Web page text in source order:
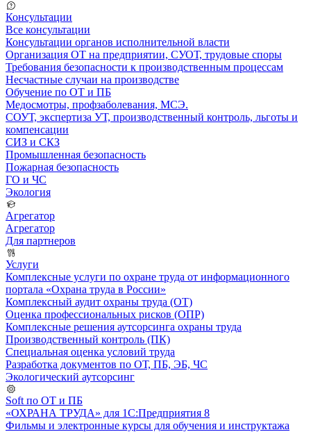
Консультации
Все консультации
Консультации органов исполнительной власти
Организация ОТ на предприятии, СУОТ, трудовые споры
Требования безопасности к производственным процессам
Несчастные случаи на производстве
Обучение по ОТ и ПБ
Медосмотры, профзаболевания, МСЭ.
СОУТ, экспертиза УТ, производственный контроль, льготы и
компенсации
СИЗ и СКЗ
Промышленная безопасность
Пожарная безопасность
ГО и ЧС
Экология
Агрегатор
Агрегатор
Для партнеров
Услуги
Комплексные услуги по охране труда от информационного
портала «Охрана труда в России»
Комплексный аудит охраны труда (ОТ)
Оценка профессиональных рисков (ОПР)
Комплексные решения аутсорсинга охраны труда
Производственный контроль (ПК)
Специальная оценка условий труда
Разработка документов по ОТ, ПБ, ЭБ, ЧС
Экологический аутсорсинг
Soft по ОТ и ПБ
«ОХРАНА ТРУДА» для 1С:Предприятия 8
Фильмы и электронные курсы для обучения и инструктажа